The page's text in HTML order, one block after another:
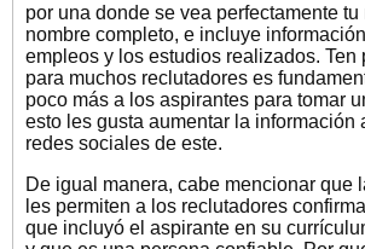
por una donde se vea perfectamente tu
nombre completo, e incluye
empleos y los estudios realizados. Ten
para muchos reclutadores es
poco más a los aspirantes para tomar
esto les gusta aumentar la información
redes sociales de este.
De igual manera, cabe mencionar que
les permiten a los reclutadores
que incluyó el aspirante en su